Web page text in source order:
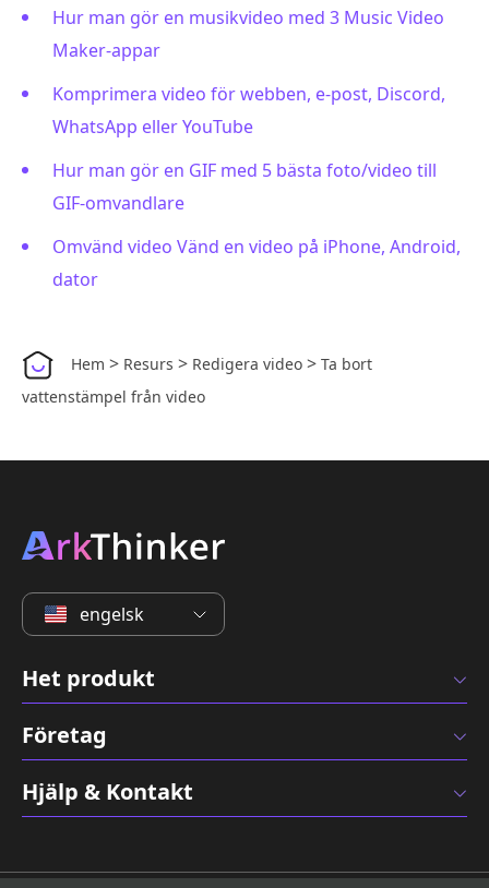
Hur man gör en musikvideo med 3 Music Video
Maker-appar
Komprimera video för webben, e-post, Discord,
WhatsApp eller YouTube
Hur man gör en GIF med 5 bästa foto/video till
GIF-omvandlare
Omvänd video Vänd en video på iPhone, Android,
dator
Hem > Resurs > Redigera video > Ta bort
vattenstämpel från video
engelsk
Het produkt
Företag
Hjälp & Kontakt